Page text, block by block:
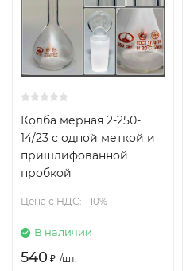
Колба мерная 2-250-
14/23 с одной меткой и
пришлифованной
пробкой
Цена с НДС: 10%
В наличии
540 ₽ /шт.